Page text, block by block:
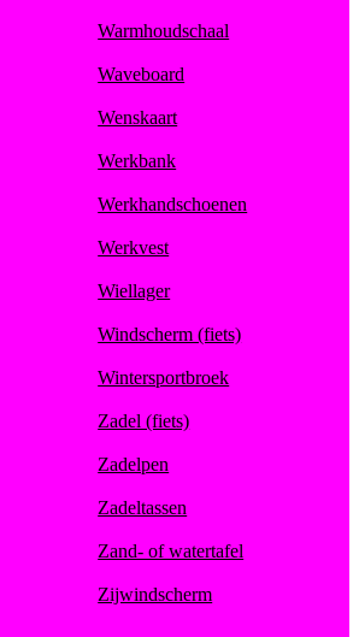
Warmhoudschaal
Waveboard
Wenskaart
Werkbank
Werkhandschoenen
Werkvest
Wiellager
Windscherm (fiets)
Wintersportbroek
Zadel (fiets)
Zadelpen
Zadeltassen
Zand- of watertafel
Zijwindscherm